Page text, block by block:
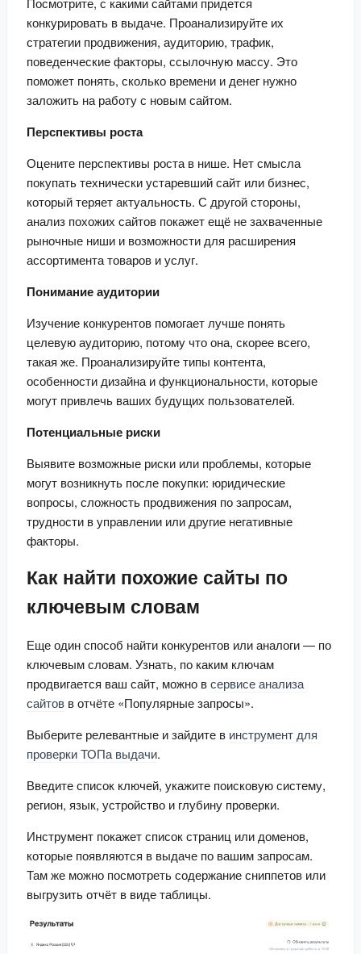
конкурировать в выдаче. Проанализируйте их
стратегии продвижения, аудиторию, трафик,
поведенческие факторы, ссылочную массу. Это
поможет понять, сколько времени и денег нужно
заложить на работу с новым сайтом.
Перспективы роста
Оцените перспективы роста в нише. Нет смысла
покупать технически устаревший сайт или бизнес,
который теряет актуальность. С другой стороны,
анализ похожих сайтов покажет ещё не захваченные
рыночные ниши и возможности для расширения
ассортимента товаров и услуг.
Понимание аудитории
Изучение конкурентов помогает лучше понять
целевую аудиторию, потому что она, скорее всего,
такая же. Проанализируйте типы контента,
особенности дизайна и функциональности, которые
могут привлечь ваших будущих пользователей.
Потенциальные риски
Выявите возможные риски или проблемы, которые
могут возникнуть после покупки: юридические
вопросы, сложность продвижения по запросам,
трудности в управлении или другие негативные
факторы.
Как найти похожие сайты по
ключевым словам
Еще один способ найти конкурентов или аналоги — по
ключевым словам. Узнать, по каким ключам
продвигается ваш сайт, можно в сервисе анализа
сайтов в отчёте «Популярные запросы».
Выберите релевантные и зайдите в инструмент для
проверки ТОПа выдачи.
Введите список ключей, укажите поисковую систему,
регион, язык, устройство и глубину проверки.
Инструмент покажет список страниц или доменов,
которые появляются в выдаче по вашим запросам.
Там же можно посмотреть содержание сниппетов или
выгрузить отчёт в виде таблицы.